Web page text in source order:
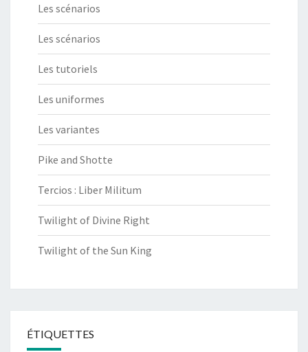
Les scénarios
Les scénarios
Les tutoriels
Les uniformes
Les variantes
Pike and Shotte
Tercios : Liber Militum
Twilight of Divine Right
Twilight of the Sun King
ÉTIQUETTES